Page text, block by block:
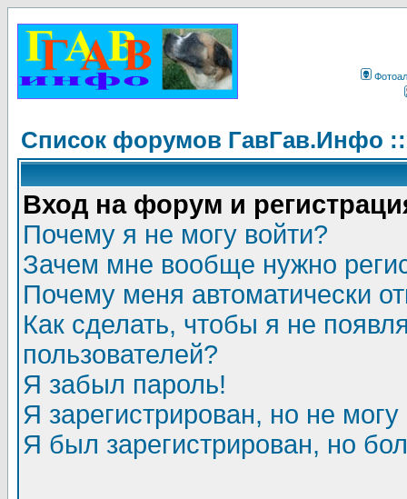
Список форумов ГавГав.Инфо
Вход на форум и
Почему я не могу войти?
Зачем мне вообще нужно
Почему меня автоматически
Как сделать, чтобы я не
пользователей?
Я забыл пароль!
Я зарегистрирован, но не могу
Я был зарегистрирован, но